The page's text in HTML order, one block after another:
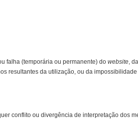
falha (temporária ou permanente) do website,
resultantes da utilização, ou da
conflito ou divergência de interpretação dos